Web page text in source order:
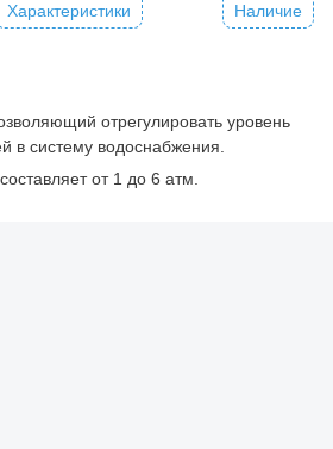
Характеристики Наличие
отрегулировать уровень
в систему водоснабжения.
от 1 до 6 атм.